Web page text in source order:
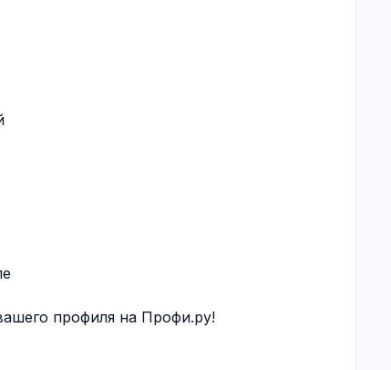
профиля на Профи.ру!